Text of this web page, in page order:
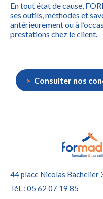
En tout état de cause,
ses outils, méthodes et
antérieurement ou à
prestations chez le client.
Consulter nos
44 place Nicolas Bachelier
Tél. : 05 62 07 19 85